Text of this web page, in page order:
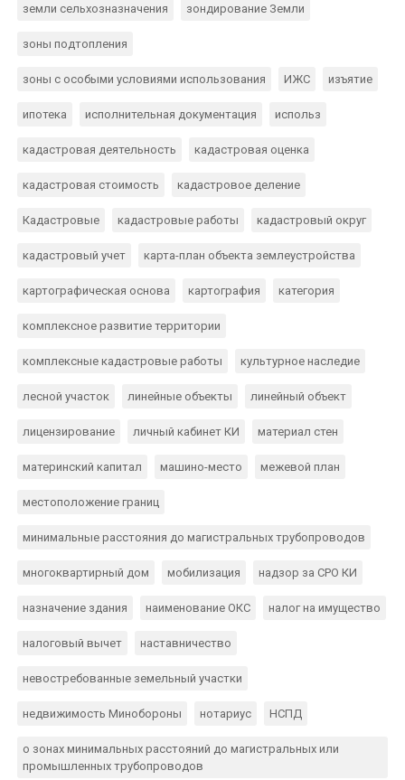
земли сельхозназначения зондирование Земли
зоны подтопления
зоны с особыми условиями использования ИЖС изъятие
ипотека исполнительная документация использ
кадастровая деятельность кадастровая оценка
кадастровая стоимость кадастровое деление
Кадастровые кадастровые работы кадастровый округ
кадастровый учет карта-план объекта землеустройства
картографическая основа картография категория
комплексное развитие территории
комплексные кадастровые работы культурное наследие
лесной участок линейные объекты линейный объект
лицензирование личный кабинет КИ материал стен
материнский капитал машино-место межевой план
местоположение границ
минимальные расстояния до магистральных трубопроводов
многоквартирный дом мобилизация надзор за СРО КИ
назначение здания наименование ОКС налог на имущество
налоговый вычет наставничество
невостребованные земельный участки
недвижимость Минобороны нотариус НСПД
о зонах минимальных расстояний до магистральных или
промышленных трубопроводов